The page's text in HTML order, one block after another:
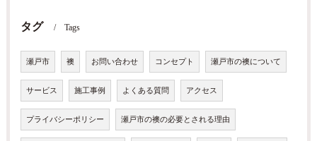
タグ Tags
瀬戸市 襖 お問い合わせ コンセプト 瀬戸市の襖について
サービス 施工事例 よくある質問 アクセス
プライバシーポリシー 瀬戸市の襖の必要とされる理由